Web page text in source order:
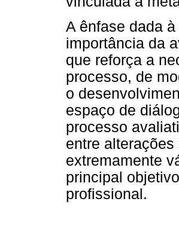
A ênfase dada
importância da
que reforça a
processo, de
o
espaço de
processo
entre
extremamente
principal
profissional.